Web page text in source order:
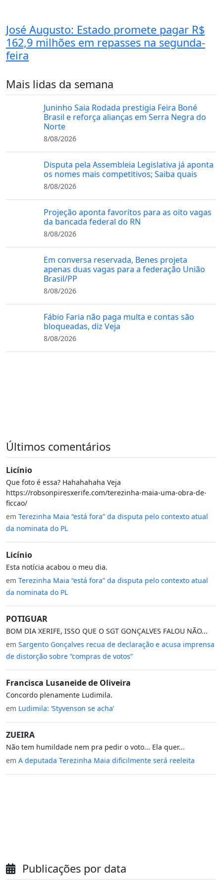
José Augusto: Estado promete pagar R$
162,9 milhões em repasses na segunda-
feira
Mais lidas da semana
Juninho Saia Rodada prestigia Feira Boné
Brasil e reforça alianças em Serra Negra do
Norte
8/08/2026
Disputa pela Assembleia Legislativa já aponta
os nomes mais competitivos; Saiba quais
8/08/2026
Projeção aponta favoritos para as oito vagas
da bancada federal do RN
8/08/2026
Em conversa reservada, Benes projeta
apenas duas vagas para a federação União
Brasil/PP
8/08/2026
Fábio Faria não paga multa e contas são
bloqueadas, diz Veja
8/08/2026
Últimos comentários
Licínio
Que foto é essa? Hahahahaha Veja
https://robsonpiresxerife.com/terezinha-maia-uma-obra-de-
ficcao/
em Terezinha Maia “está fora” da disputa pelo contexto atual
da nominata do PL
Licínio
Esta notícia acabou o meu dia.
em Terezinha Maia “está fora” da disputa pelo contexto atual
da nominata do PL
POTIGUAR
BOM DIA XERIFE, ISSO QUE O SGT GONÇALVES FALOU NÃO...
em Sargento Gonçalves recua de declaração e acusa imprensa
de distorção sobre “compras de votos”
Francisca Lusaneide de Oliveira
Concordo plenamente Ludimila.
em Ludimila: ‘Styvenson se acha’
ZUEIRA
Não tem humildade nem pra pedir o voto... Ela quer...
em A deputada Terezinha Maia dificilmente será reeleita
Publicações por data